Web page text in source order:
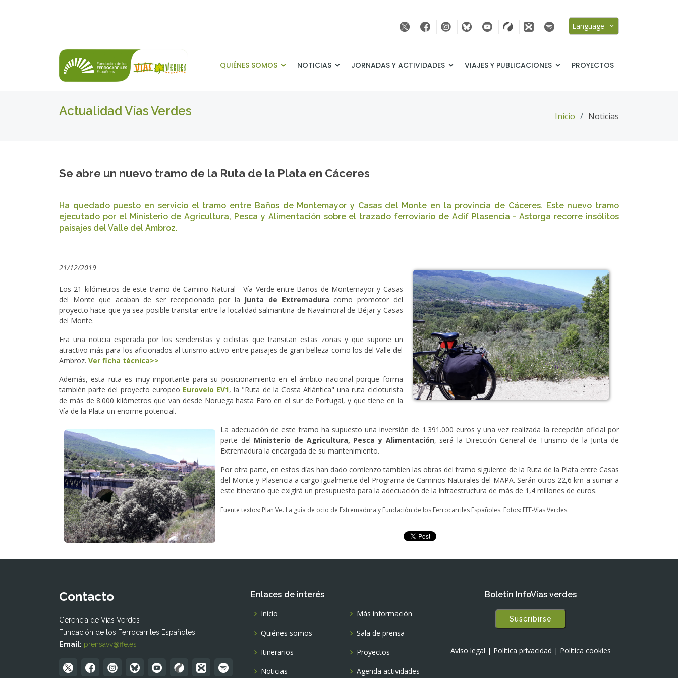
Language
QUIÉNES SOMOS NOTICIAS JORNADAS Y ACTIVIDADES VIAJES Y PUBLICACIONES PROYECTOS
Actualidad Vías Verdes Inicio Noticias
Se abre un nuevo tramo de la Ruta de la Plata en Cáceres
Ha quedado puesto en servicio el tramo entre Baños de Montemayor y Casas del Monte en la provincia de Cáceres. Este nuevo tramo
ejecutado por el Ministerio de Agricultura, Pesca y Alimentación sobre el trazado ferroviario de Adif Plasencia - Astorga recorre insólitos
paisajes del Valle del Ambroz.
21/12/2019
Los 21 kilómetros de este tramo de Camino Natural - Vía Verde entre Baños de Montemayor y Casas
del Monte que acaban de ser recepcionado por la Junta de Extremadura como promotor del
proyecto hace que ya sea posible transitar entre la localidad salmantina de Navalmoral de Béjar y Casas
del Monte.
Era una noticia esperada por los senderistas y ciclistas que transitan estas zonas y que supone un
atractivo más para los aficionados al turismo activo entre paisajes de gran belleza como los del Valle del
Ambroz. Ver ficha técnica>>
Además, esta ruta es muy importante para su posicionamiento en el ámbito nacional porque forma
también parte del proyecto europeo Eurovelo EV1, la "Ruta de la Costa Atlántica" una ruta cicloturista
de más de 8.000 kilómetros que van desde Noruega hasta Faro en el sur de Portugal, y que tiene en la
Vía de la Plata un enorme potencial.
La adecuación de este tramo ha supuesto una inversión de 1.391.000 euros y una vez realizada la recepción oficial por
parte del Ministerio de Agricultura, Pesca y Alimentación, será la Dirección General de Turismo de la Junta de
Extremadura la encargada de su mantenimiento.
Por otra parte, en estos días han dado comienzo tambien las obras del tramo siguiente de la Ruta de la Plata entre Casas
del Monte y Plasencia a cargo igualmente del Programa de Caminos Naturales del MAPA. Serán otros 22,6 km a sumar a
este itinerario que exigirá un presupuesto para la adecuación de la infraestructura de más de 1,4 millones de euros.
Fuente textos: Plan Ve. La guía de ocio de Extremadura y Fundación de los Ferrocarriles Españoles. Fotos: FFE-Vías Verdes.
Contacto
Gerencia de Vías Verdes
Fundación de los Ferrocarriles Españoles
Email: prensavv@ffe.es
Enlaces de interés
Inicio
Quiénes somos
Itinerarios
Noticias
Más información
Sala de prensa
Proyectos
Agenda actividades
Boletín InfoVías verdes
Suscribirse
Avíso legal | Política privacidad | Política cookies